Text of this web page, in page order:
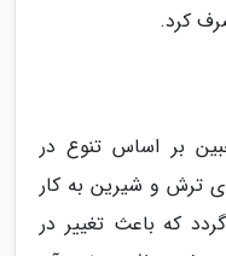
کرد.
بر اساس تنوع در
ترش و شیرین به کار
که باعث تغییر در